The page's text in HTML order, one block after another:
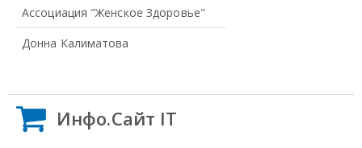
Ассоциация "Женское Здоровье"
Донна Калиматова
Инфо.Сайт IT